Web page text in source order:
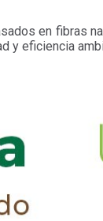
en fibras
y eficiencia